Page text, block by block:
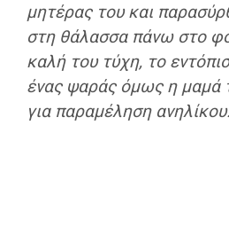
μητέρας του και
στη θάλασσα πάνω στο
καλή του τύχη, το
ένας ψαράς όμως η μαμά
για παραμέληση ανηλίκου.